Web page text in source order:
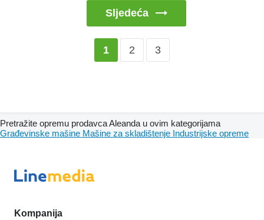
Sljedeća
1 2 3
Pretražite opremu prodavca Aleanda u ovim kategorijama
Građevinske mašine Mašine za skladištenje Industrijske opreme
Kompanija